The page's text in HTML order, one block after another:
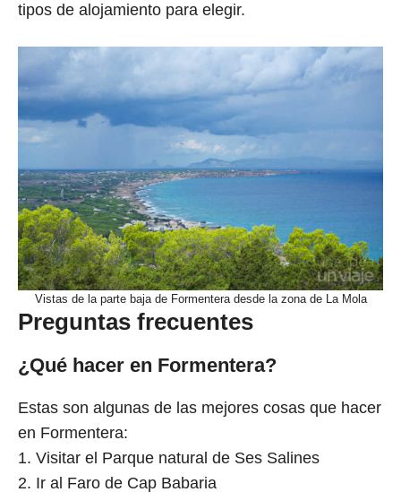
tipos de alojamiento para elegir.
Vistas de la parte baja de Formentera desde la zona de La Mola
Preguntas frecuentes
¿Qué hacer en Formentera?
Estas son algunas de las mejores cosas que hacer
en Formentera:
1. Visitar el Parque natural de Ses Salines
2. Ir al Faro de Cap Babaria